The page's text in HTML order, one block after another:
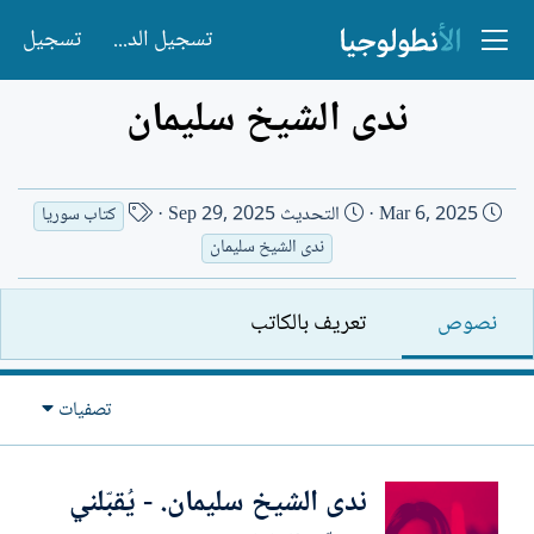
تسجيل الدخول تسجيل
ندى الشيخ سليمان
ت
ر
ي
خ
ا
ل
ن
Mar 6, 2025 التحديث Sep 29, 2025
ا
م
ا
ك
ا
ب
كتاب سوريا
ندى الشيخ سليمان
نصوص تعريف بالكاتب
تصفيات
‎ندى الشيخ سليمان.‎ - يُقبّلني